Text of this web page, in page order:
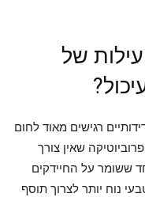
של
רגישים מאוד לחום
שאין צורך
ששומר על החיידקים
נוח יותר לצרוך תוסף